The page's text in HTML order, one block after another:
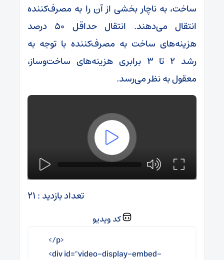
ساخت، به ناچار بخشی از آن را به مصرف‌کننده
انتقال می‌دهند. انتقال حداقل ۵۰ درصد
هزینه‌های ساخت به مصرف‌کننده با توجه به
رشد ۲ تا ۳ برابری هزینه‌های ساخت‌وساز،
معقول به نظر می‌رسد.
تعداد بازدید : ۲۱